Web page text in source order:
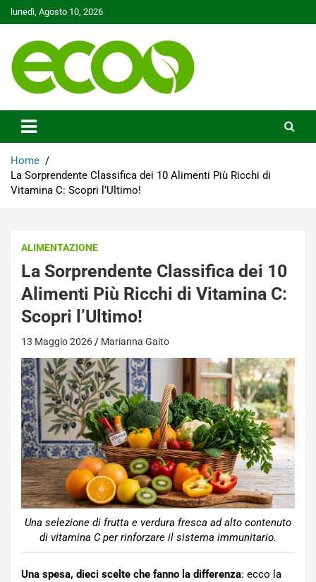
Skip
to
lunedì, Agosto 10, 2026
Ecoo.it
Home
La Sorprendente Classifica dei 10 Alimenti Più Ricchi di
Vitamina C: Scopri l’Ultimo!
ALIMENTAZIONE
La Sorprendente Classifica dei 10
Alimenti Più Ricchi di Vitamina C:
Scopri l’Ultimo!
13 Maggio 2026 Marianna Gaito
Una selezione di frutta e verdura fresca ad alto contenuto
di vitamina C per rinforzare il sistema immunitario.
Una spesa, dieci scelte che fanno la differenza: ecco la